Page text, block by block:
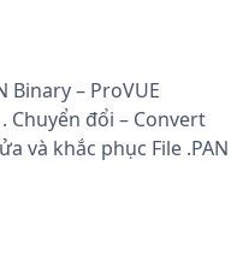
Binary – ProVUE
Chuyển đổi – Convert
và khắc phục File .PAN